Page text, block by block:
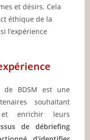
et désirs. Cela
éthique de la
l’expérience
de BDSM est une
souhaitant
enrichir leurs
de débriefing